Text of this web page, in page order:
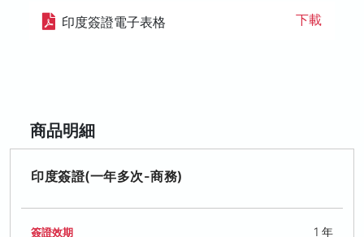
印度簽證電子表格 下載
商品明細
印度簽證(一年多次-商務)
簽證效期 1 年